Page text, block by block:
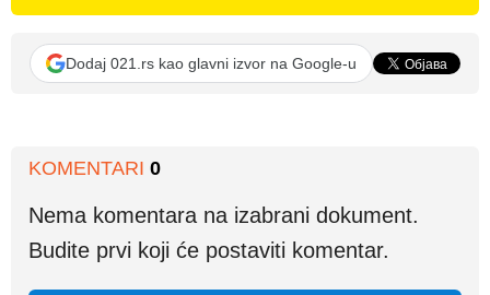
Dodaj 021.rs kao glavni izvor na Google-u
KOMENTARI 0
Nema komentara na izabrani dokument.
Budite prvi koji će postaviti komentar.